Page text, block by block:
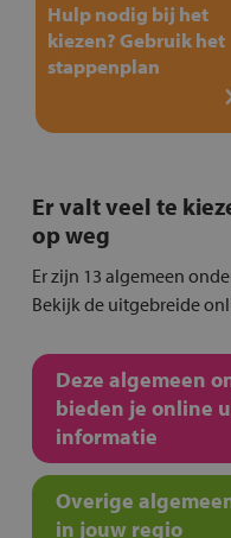
Hulp nodig bij het
kiezen? Gebruik het
stappenplan
Er valt veel te
op weg
Er zijn 13 algemeen
Bekijk de uitgebreide
Deze algemeen
bieden je online
informatie
Overige
in jouw regio